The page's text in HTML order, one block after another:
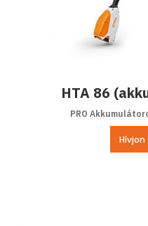
HTA 86
PRO